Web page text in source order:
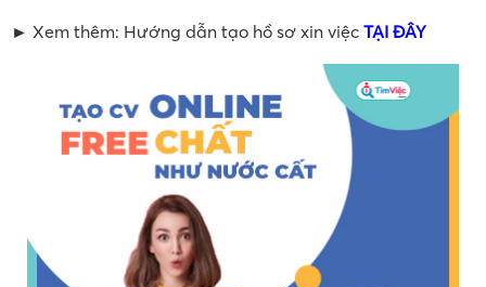
► Xem thêm: Hướng dẫn tạo hồ sơ xin việc TẠI ĐÂY